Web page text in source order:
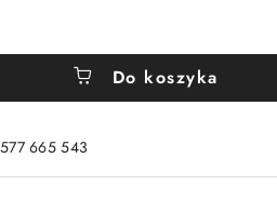
Do koszyka
665 543